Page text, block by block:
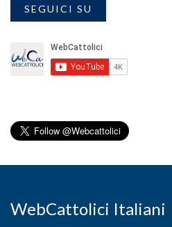
SEGUICI SU
WebCattolici Italiani